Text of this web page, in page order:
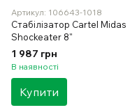
Артикул: 106643-1018
Стабілізатор Cartel Midas
Shockeater 8"
1 987 грн
В наявності
Купити